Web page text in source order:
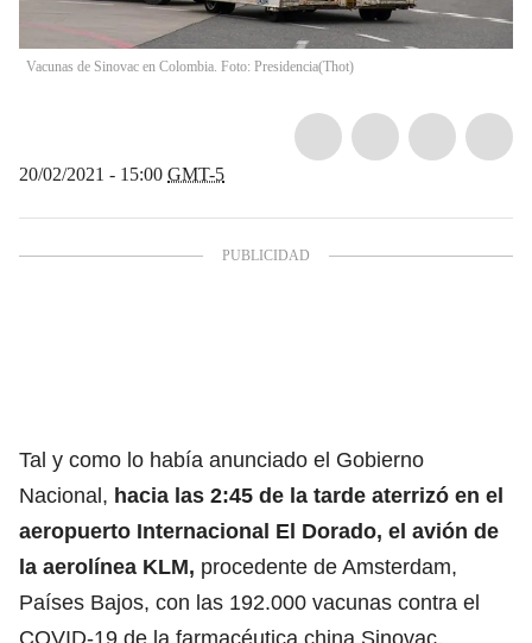
Vacunas de Sinovac en Colombia. Foto: Presidencia(Thot)
20/02/2021 - 15:00 GMT-5
Tal y como lo había anunciado el Gobierno
Nacional, hacia las 2:45 de la tarde aterrizó en el
aeropuerto Internacional El Dorado, el avión de
la aerolínea KLM, procedente de Amsterdam,
Países Bajos, con las 192.000 vacunas contra el
COVID-19 de la farmacéutica china Sinovac.